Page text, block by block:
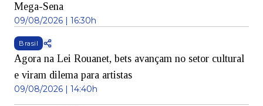
Mega-Sena
09/08/2026 | 16:30h
Brasil
Agora na Lei Rouanet, bets avançam no setor cultural
e viram dilema para artistas
09/08/2026 | 14:40h